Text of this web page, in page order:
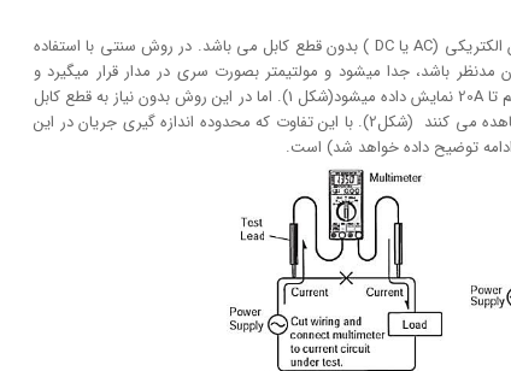
دستگاهی برای اندازه گیری جریان الکتریکی (AC یا DC ) بدون قطع کابل می باشد. در روش سنتی با استفاده
مدنظر باشد، جدا میشود و مولتیمتر بصورت سری در مدار قرار میگیرد و
سپس میزان جریان برحسب میکرو آمپر، میلی آمپر و آمپر ماکزیمم تا 20A نمایش داده میشود(شکل 1). اما در این روش بدون نیاز به قطع کابل
را دور کابل می اندازند و جریان را مشاهده می کنند (شکل2). با این تفاوت که محدوده اندازه گیری جریان در این